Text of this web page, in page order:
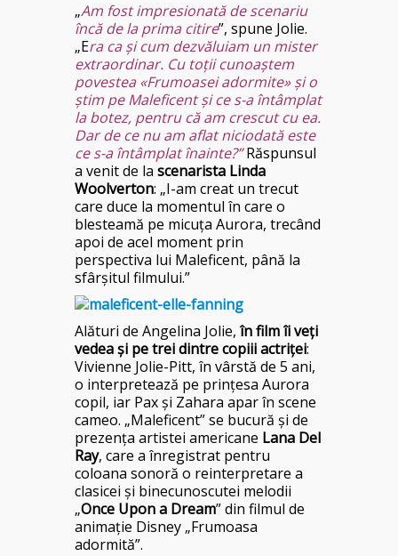
„Am fost impresionată de scenariu
încă de la prima citire”, spune Jolie.
„Era ca şi cum dezvăluiam un mister
extraordinar. Cu toţii cunoaştem
povestea «Frumoasei adormite» şi o
ştim pe Maleficent şi ce s-a întâmplat
la botez, pentru că am crescut cu ea.
Dar de ce nu am aflat niciodată este
ce s-a întâmplat înainte?”Răspunsul
a venit de la scenarista Linda
Woolverton: „I-am creat un trecut
care duce la momentul în care o
blesteamă pe micuţa Aurora, trecând
apoi de acel moment prin
perspectiva lui Maleficent, până la
sfârşitul filmului.”
Alături de Angelina Jolie,în film îi veţi
vedea şi pe trei dintre copiii actriţei:
Vivienne Jolie-Pitt, în vârstă de 5 ani,
o interpretează pe prinţesa Aurora
copil, iar Pax şi Zahara apar în scene
cameo. „Maleficent” se bucură şi de
prezenţa artistei americane Lana Del
Ray, care a înregistrat pentru
coloana sonoră o reinterpretare a
clasicei şi binecunoscutei melodii
„Once Upon a Dream” din filmul de
animaţie Disney „Frumoasa
adormită”.